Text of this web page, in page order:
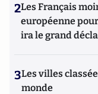
2Les Français
européenne
ira le grand
3Les villes
monde